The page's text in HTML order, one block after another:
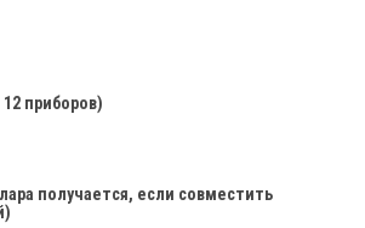
приборов)
получается, если совместить